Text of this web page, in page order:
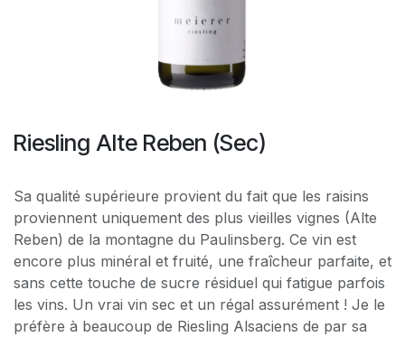
Riesling Alte Reben (Sec)
Sa qualité supérieure provient du fait que les raisins
proviennent uniquement des plus vieilles vignes (Alte
Reben) de la montagne du Paulinsberg. Ce vin est
encore plus minéral et fruité, une fraîcheur parfaite, et
sans cette touche de sucre résiduel qui fatigue parfois
les vins. Un vrai vin sec et un régal assurément ! Je le
préfère à beaucoup de Riesling Alsaciens de par sa